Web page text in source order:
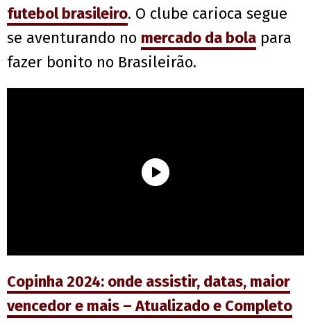
futebol brasileiro. O clube carioca segue
se aventurando no mercado da bola para
fazer bonito no Brasileirão.
Copinha 2024: onde assistir, datas, maior
vencedor e mais – Atualizado e Completo